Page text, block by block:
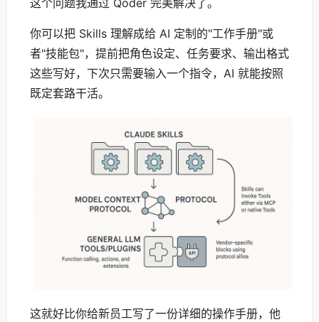
你可以把 Skills 理解成给 AI 定制的"工作手册"或
者"技能包"，提前把角色设定、任务要求、输出格式
这些写好，下次只需要输入一个指令，AI 就能按照
既定套路干活。
这就好比你给新员工写了一份详细的操作手册，他